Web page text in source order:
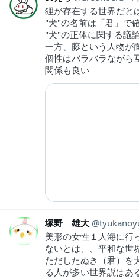
狸が存在する世界だと
"犬"の名前は「君」で
"犬"の正体に関する議
一方、藤という人物が
個性はバラバラながら
関係も良い
塚野 雄大
美形の女性１人海に行
ないとは、、平和な世
ただしたぬき（君）を
る人が多い世界説はあ